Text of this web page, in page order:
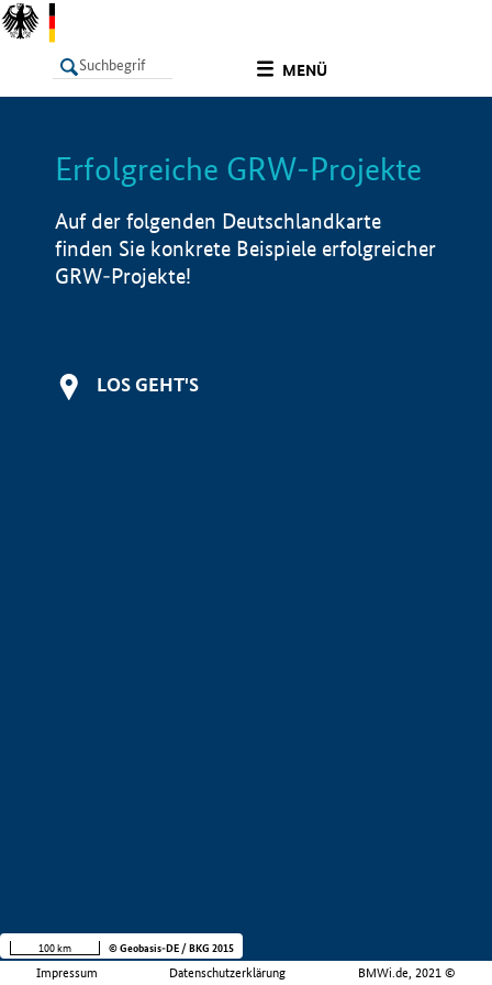
MENÜ
LISTE Info
Erfolgreiche GRW-Projekte
Auf der folgenden Deutschlandkarte
finden Sie konkrete Beispiele erfolgreicher
GRW-Projekte!
LOS GEHT'S
Impressum Datenschutzerklärung BMWi.de, 2021 ©
100 km © Geobasis-DE / BKG 2015